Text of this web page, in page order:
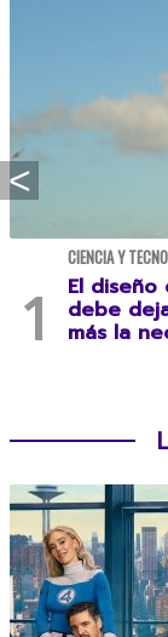
CIENCIA Y
El
debe
más la